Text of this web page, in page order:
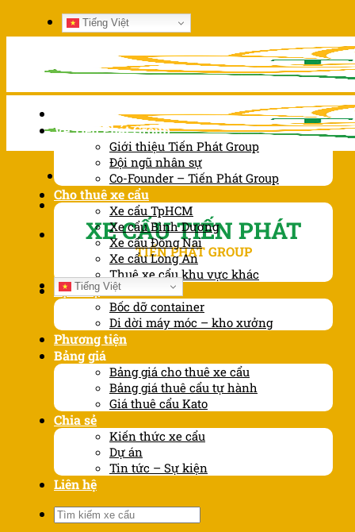
Chuyển
đến
Tiếng Việt
XE CẨU TIẾN PHÁT
TIẾN PHÁT GROUP
Tiếng Việt
Về Tiến Phát Group
Giới thiệu Tiến Phát Group
Đội ngũ nhân sự
Co-Founder – Tiến Phát Group
Cho thuê xe cẩu
Xe cẩu TpHCM
Xe cẩu Bình Dương
Xe cẩu Đồng Nai
Xe cẩu Long An
Thuê xe cẩu khu vực khác
Dịch vụ
Bốc dỡ container
Di dời máy móc – kho xưởng
Phương tiện
Bảng giá
Bảng giá cho thuê xe cẩu
Bảng giá thuê cẩu tự hành
Giá thuê cẩu Kato
Chia sẻ
Kiến thức xe cẩu
Dự án
Tin tức – Sự kiện
Liên hệ
Tìm